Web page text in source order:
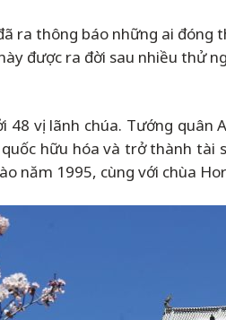
ra thông báo những ai
được ra đời sau nhiều thử
48 vị lãnh chúa. Tướng
hữu hóa và trở thành
năm 1995, cùng với chùa